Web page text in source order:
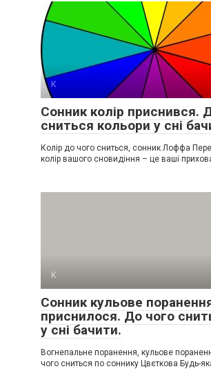
К
Сонник колір приснився.
сниться кольори у сні
Колір до чого сниться, сонник Лоффа
колір вашого сновидіння – це ваші
К
Сонник кульове
приснилося. До чого
у сні бачити.
Вогнепальне поранення, кульове
чого сниться по соннику Цвєткова Будь-